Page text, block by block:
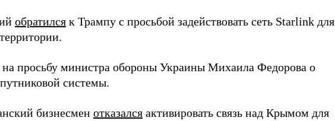
обратился к Трампу с просьбой задействовать сеть Starlink для
на просьбу министра обороны Украины Михаила Федорова о
системы.
бизнесмен отказался активировать связь над Крымом для